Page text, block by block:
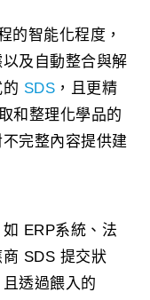
的智能化程度，
及自動整合與解
SDS ，且更精
和整理化學品的
完整內容提供建
ERP系統、法
SDS 提交狀
透過餵入的